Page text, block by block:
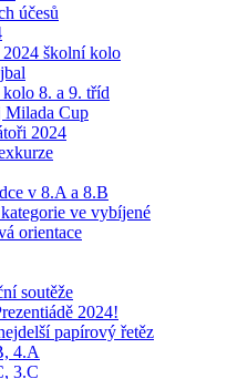
účesů
školní kolo
8. a 9. tříd
Milada Cup
2024
v 8.A a 8.B
ve vybíjené
orientace
soutěže
2024!
papírový řetěz
4.A
3.C